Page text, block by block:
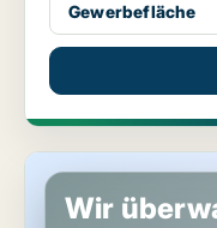
Gewerbefläche
Gewerbeimmobilien in
Wir